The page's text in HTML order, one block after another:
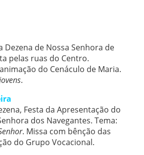
Dezena de Nossa Senhora de
pelas ruas do Centro.
do Cenáculo de Maria.
.
Festa da Apresentação do
dos Navegantes. Tema:
. Missa com bênção das
do Grupo Vocacional.